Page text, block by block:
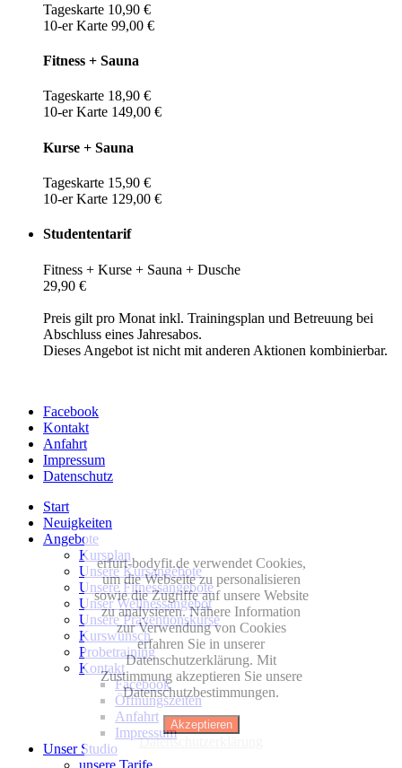
Tageskarte 10,90 €
10-er Karte 99,00 €
Fitness + Sauna
Tageskarte 18,90 €
10-er Karte 149,00 €
Kurse + Sauna
Tageskarte 15,90 €
10-er Karte 129,00 €
Studententarif
Fitness + Kurse + Sauna + Dusche
29,90 €
Preis gilt pro Monat inkl. Trainingsplan und Betreuung bei
Abschluss eines Jahresabos.
Dieses Angebot ist nicht mit anderen Aktionen kombinierbar.
Facebook
Kontakt
Anfahrt
Impressum
Datenschutz
Start
Neuigkeiten
Angebote
Kursplan
Unsere Kursangebote
Unsere Fitnessangebote
Unser Wellnessangebot
Unsere Präventionskurse
Kurswunsch
Probetraining
Kontakt
Facebook
Öffnungszeiten
Anfahrt
Impressum
Unser Studio
unsere Tarife
erfurt-bodyfit.de verwendet Cookies,
um die Webseite zu personalisieren
sowie die Zugriffe auf unsere Website
zu analysieren. Nähere Information
zur Verwendung von Cookies
erfahren Sie in unserer
Datenschutzerklärung. Mit
Zustimmung akzeptieren Sie unsere
Datenschutzbestimmungen.
Akzeptieren
Datenschutzerklärung